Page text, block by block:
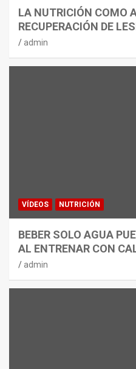
LA NUTRICIÓN COMO
RECUPERACIÓN DE
admin
VÍDEOS NUTRICIÓN
BEBER SOLO AGUA
AL ENTRENAR CON
admin